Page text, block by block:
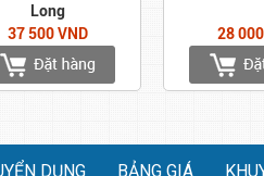
Long
37 500 VND
28
DỤNG BẢNG GIÁ